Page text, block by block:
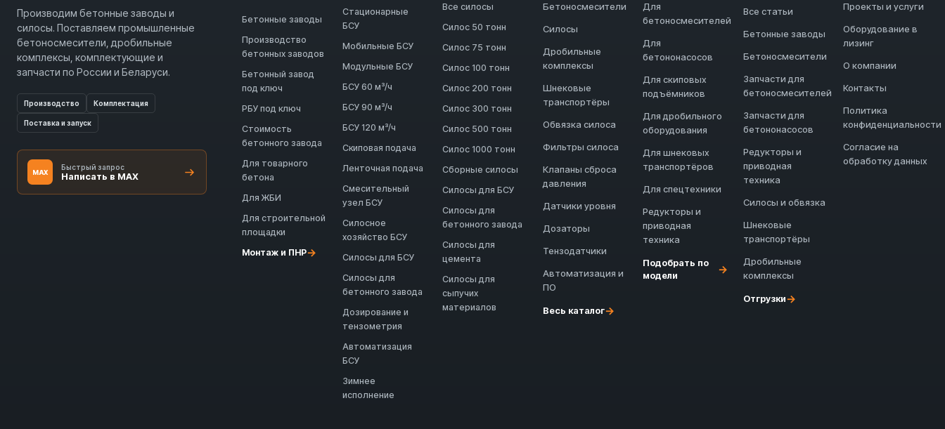
Производим бетонные заводы и
силосы. Поставляем промышленные
бетоносмесители, дробильные
комплексы, комплектующие и
запчасти по России и Беларуси.
Производство Комплектация
Поставка и запуск
MAX
Быстрый запрос
Написать в MAX
Бетонные заводы
Производство
бетонных заводов
Бетонный завод
под ключ
РБУ под ключ
Стоимость
бетонного завода
Для товарного
бетона
Для ЖБИ
Для строительной
площадки
Монтаж и ПНР→
Стационарные
БСУ
Мобильные БСУ
Модульные БСУ
БСУ 60 м³/ч
БСУ 90 м³/ч
БСУ 120 м³/ч
Скиповая подача
Ленточная подача
Смесительный
узел БСУ
Силосное
хозяйство БСУ
Силосы для БСУ
Силосы для
бетонного завода
Дозирование и
тензометрия
Автоматизация
БСУ
Зимнее
исполнение
Все силосы
Силос 50 тонн
Силос 75 тонн
Силос 100 тонн
Силос 200 тонн
Силос 300 тонн
Силос 500 тонн
Силос 1000 тонн
Сборные силосы
Силосы для БСУ
Силосы для
бетонного завода
Силосы для
цемента
Силосы для
сыпучих
материалов
Бетоносмесители
Силосы
Дробильные
комплексы
Шнековые
транспортёры
Обвязка силоса
Фильтры силоса
Клапаны сброса
давления
Датчики уровня
Дозаторы
Тензодатчики
Автоматизация и
ПО
Весь каталог→
Для
бетоносмесителей
Для
бетононасосов
Для скиповых
подъёмников
Для дробильного
оборудования
Для шнековых
транспортёров
Для спецтехники
Редукторы и
приводная
техника
Подобрать по
модели
→
Все статьи
Бетонные заводы
Бетоносмесители
Запчасти для
бетоносмесителей
Запчасти для
бетононасосов
Редукторы и
приводная
техника
Силосы и обвязка
Шнековые
транспортёры
Дробильные
комплексы
Отгрузки→
Проекты и услуги
Оборудование в
лизинг
О компании
Контакты
Политика
конфиденциальности
Согласие на
обработку данных